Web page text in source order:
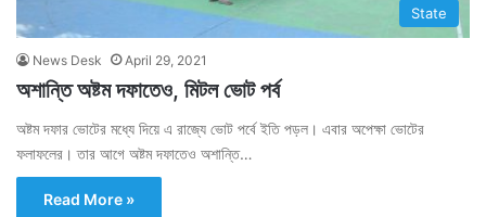
State
News Desk April 29, 2021
অশান্তি অষ্টম দফাতেও, মিটল ভোট পর্ব
অষ্টম দফার ভোটের মধ্যে দিয়ে এ রাজ্যে ভোট পর্বে ইতি পড়ল। এবার অপেক্ষা ভোটের
ফলাফলের। তার আগে অষ্টম দফাতেও অশান্তি…
Read More »